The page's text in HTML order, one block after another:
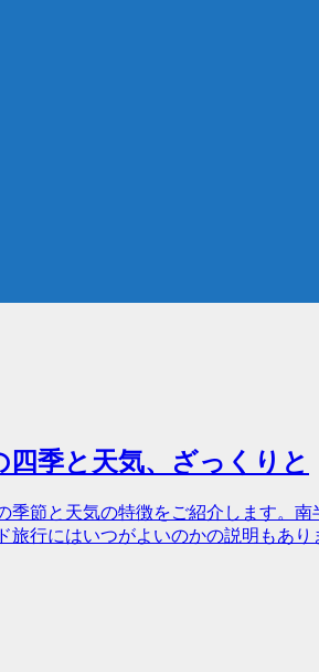
季と天気、ざっくりと
季節と天気の特徴をご紹介します。
旅行にはいつがよいのかの説明もあり